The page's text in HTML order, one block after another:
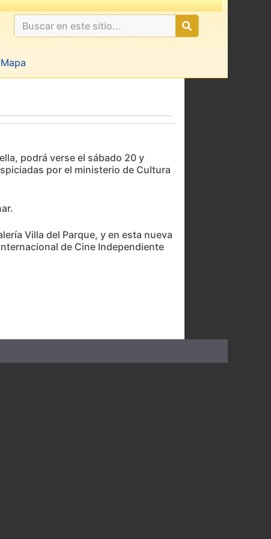
Mapa
podrá verse el sábado 20 y
por el ministerio de Cultura
Villa del Parque, y en esta nueva
de Cine Independiente